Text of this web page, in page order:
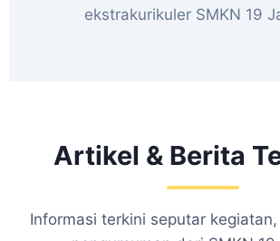
ekstrakurikuler SMKN 19
Artikel & Berita
Informasi terkini seputar